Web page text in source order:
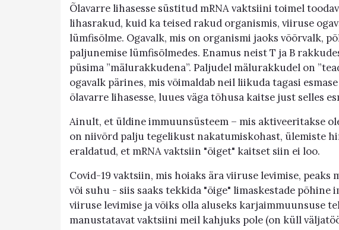
Õlavarre lihasesse süstitud mRNA vaktsiini toimel
lihasrakud, kuid ka teised rakud organismis, viiruse
lümfisõlme. Ogavalk, mis on organismi jaoks võõrvalk,
paljunemise lümfisõlmedes. Enamus neist T ja B
püsima ”mälurakkudena”. Paljudel mälurakkudel on
ogavalk pärines, mis võimaldab neil liikuda tagasi
õlavarre lihasesse, luues väga tõhusa kaitse just selles
Ainult, et üldine immuunsüsteem – mis aktiveeritakse
on niivõrd palju tegelikust nakatumiskohast, ülemiste
eraldatud, et mRNA vaktsiin "õiget" kaitset siin ei loo.
Covid-19 vaktsiin, mis hoiaks ära viiruse levimise,
või suhu - siis saaks tekkida "õige" limaskestade põhine
viiruse levimise ja võiks olla aluseks karjaimmuunsuse
manustatavat vaktsiini meil kahjuks pole (on küll